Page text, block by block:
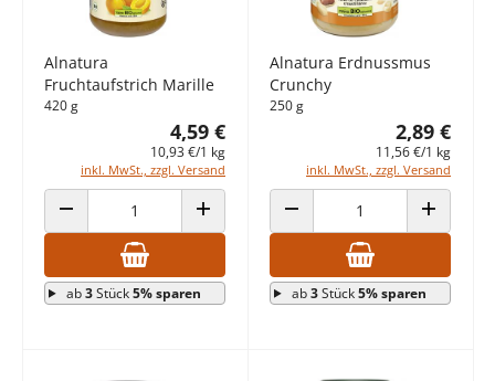
Alnatura
Fruchtaufstrich Marille
420 g
4,59 €
10,93 €/1 kg
inkl. MwSt., zzgl. Versand
ANZAHL VERRINGERN ANZAHL ERHÖHEN
ab3Stück5% sparen
Alnatura Erdnussmus
Crunchy
250 g
2,89 €
11,56 €/1 kg
inkl. MwSt., zzgl. Versand
ANZAHL VERRINGERN ANZAHL
ab3Stück5% sparen